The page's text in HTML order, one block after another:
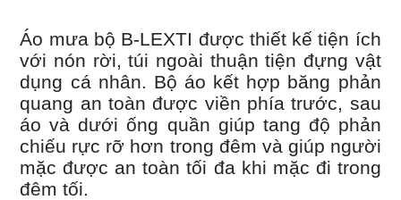
Áo mưa bộ B-LEXTI được thiết kế tiện ích
với nón rời, túi ngoài thuận tiện đựng vật
dụng cá nhân. Bộ áo kết hợp băng phản
quang an toàn được viền phía trước, sau
áo và dưới ống quần giúp tang độ phản
chiếu rực rỡ hơn trong đêm và giúp người
mặc được an toàn tối đa khi mặc đi trong
đêm tối.